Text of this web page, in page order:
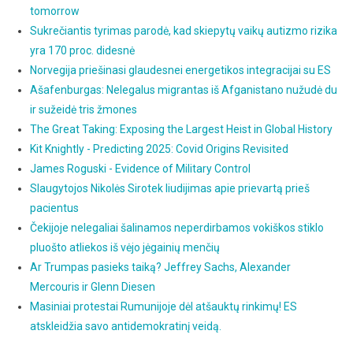
tomorrow
Sukrečiantis tyrimas parodė, kad skiepytų vaikų autizmo rizika
yra 170 proc. didesnė
Norvegija priešinasi glaudesnei energetikos integracijai su ES
Ašafenburgas: Nelegalus migrantas iš Afganistano nužudė du
ir sužeidė tris žmones
The Great Taking: Exposing the Largest Heist in Global History
Kit Knightly - Predicting 2025: Covid Origins Revisited
James Roguski - Evidence of Military Control
Slaugytojos Nikolės Sirotek liudijimas apie prievartą prieš
pacientus
Čekijoje nelegaliai šalinamos neperdirbamos vokiškos stiklo
pluošto atliekos iš vėjo jėgainių menčių
Ar Trumpas pasieks taiką? Jeffrey Sachs, Alexander
Mercouris ir Glenn Diesen
Masiniai protestai Rumunijoje dėl atšauktų rinkimų! ES
atskleidžia savo antidemokratinį veidą.